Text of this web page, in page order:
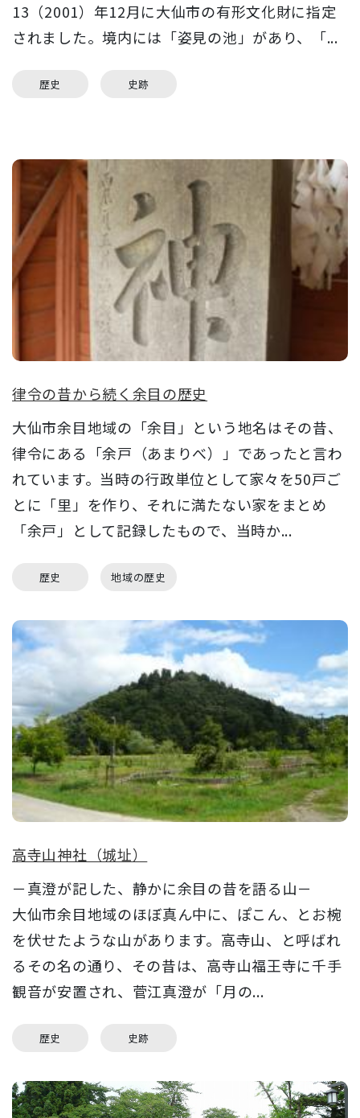
13（2001）年12月に大仙市の有形文化財に指定
されました。境内には「姿見の池」があり、「...
歴史 史跡
律令の昔から続く余目の歴史
大仙市余目地域の「余目」という地名はその昔、
律令にある「余戸（あまりべ）」であったと言わ
れています。当時の行政単位として家々を50戸ご
とに「里」を作り、それに満たない家をまとめ
「余戸」として記録したもので、当時か...
歴史 地域の歴史
高寺山神社（城址）
－真澄が記した、静かに余目の昔を語る山－
大仙市余目地域のほぼ真ん中に、ぽこん、とお椀
を伏せたような山があります。高寺山、と呼ばれ
るその名の通り、その昔は、高寺山福王寺に千手
観音が安置され、菅江真澄が「月の...
歴史 史跡